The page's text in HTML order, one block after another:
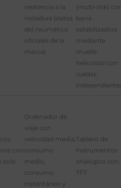
resitencia a la
rodadura (datos
del neumático
oficiales de la
marca)
(multi-link)
barra
estabilizadora
mediante
muelle
helicoidal con
ruedas
con
solo
Ordenador de
viaje con
velocidad media,
consumo
medio,
consumo
instantáneo y
Tablero de
instrumentos
analógico con
TFT